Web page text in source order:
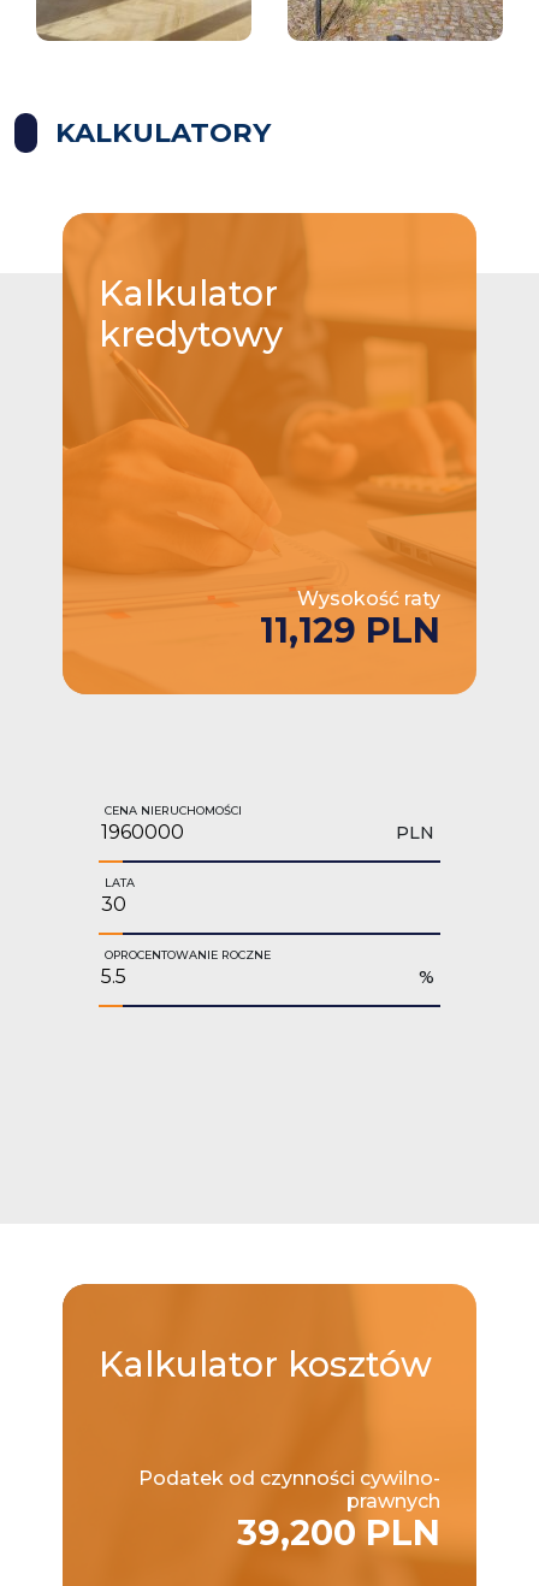
KALKULATORY
Kalkulator
kredytowy
Wysokość raty
11,129 PLN
CENA NIERUCHOMOŚCI
PLN
LATA
OPROCENTOWANIE ROCZNE
%
Kalkulator kosztów
Podatek od czynności cywilno-
prawnych
39,200 PLN